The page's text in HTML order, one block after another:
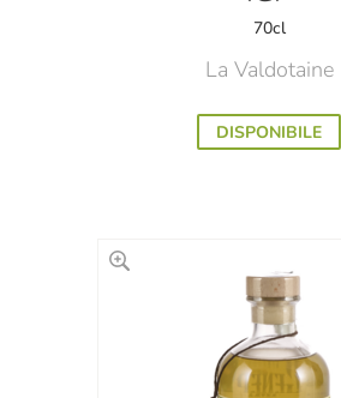
70cl
La Valdotaine
DISPONIBILE